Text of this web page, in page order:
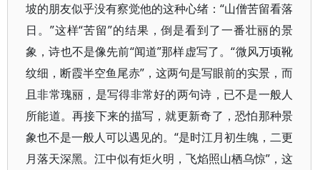
坡的朋友似乎没有察觉他的这种心绪：“山僧苦留看落
日。”这样“苦留”的结果，倒是看到了一番壮丽的景
象，诗也不是像先前“闻道”那样虚写了。“微风万顷靴
纹细，断霞半空鱼尾赤”，这两句是写眼前的实景，而
且非常瑰丽，是写得非常好的两句诗，已不是一般人
所能道。再接下来的描写，就更新奇了，恐怕那种景
象也不是一般人可以遇见的。“是时江月初生魄，二更
月落天深黑。江中似有炬火明，飞焰照山栖乌惊”，这